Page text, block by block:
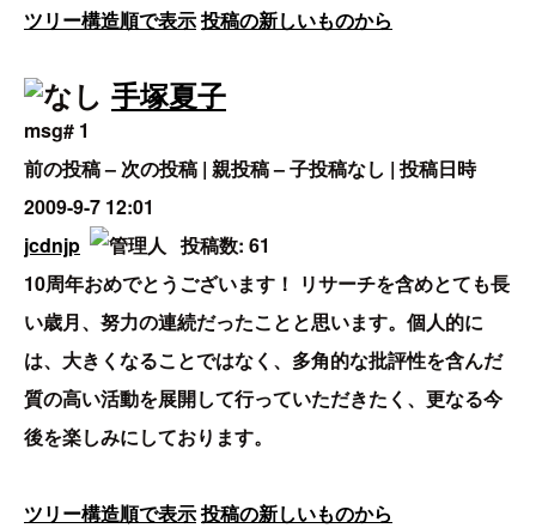
ツリー構造順で表示投稿の新しいものから
手塚夏子
msg# 1
前の投稿 – 次の投稿 | 親投稿 – 子投稿なし | 投稿日時
2009-9-7 12:01
jcdnjp
投稿数: 61
10周年おめでとうございます！ リサーチを含めとても長
い歳月、努力の連続だったことと思います。個人的に
は、大きくなることではなく、多角的な批評性を含んだ
質の高い活動を展開して行っていただきたく、更なる今
後を楽しみにしております。
ツリー構造順で表示投稿の新しいものから